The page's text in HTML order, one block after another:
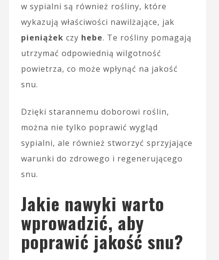
w sypialni są również rośliny, które
wykazują właściwości nawilżające, jak
pieniążek czy hebe. Te rośliny pomagają
utrzymać odpowiednią wilgotność
powietrza, co może wpłynąć na jakość
snu.
Dzięki starannemu doborowi roślin,
można nie tylko poprawić wygląd
sypialni, ale również stworzyć sprzyjające
warunki do zdrowego i regenerującego
snu.
Jakie nawyki warto
wprowadzić, aby
poprawić jakość snu?